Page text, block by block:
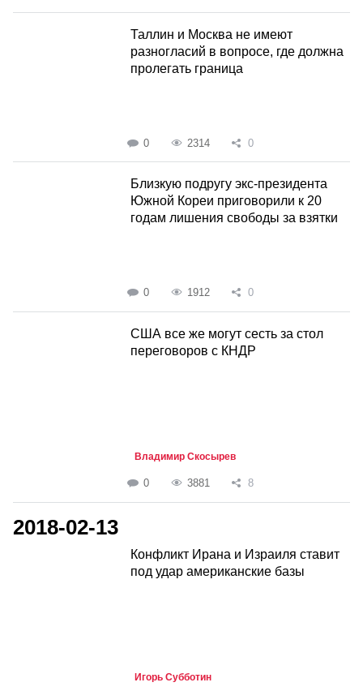
Таллин и Москва не имеют
разногласий в вопросе, где должна
пролегать граница
0 2314 0
Близкую подругу экс-президента
Южной Кореи приговорили к 20
годам лишения свободы за взятки
0 1912 0
США все же могут сесть за стол
переговоров с КНДР
Владимир Скосырев
0 3881 8
2018-02-13
Конфликт Ирана и Израиля ставит
под удар американские базы
Игорь Субботин